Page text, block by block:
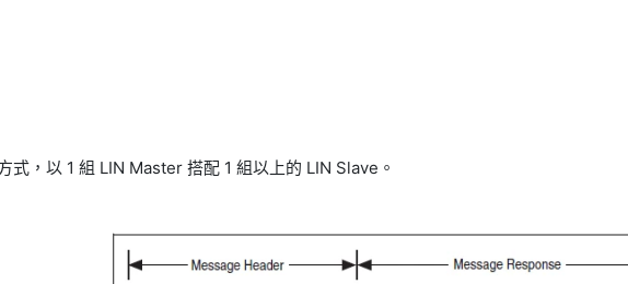
，以 1 組 LIN Master 搭配 1 組以上的 LIN Slave。